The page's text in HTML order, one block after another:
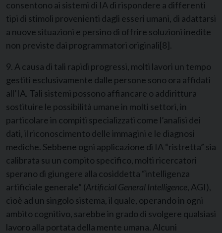
consentono ai sistemi di IA di rispondere a differenti
tipi di stimoli provenienti dagli esseri umani, di adattarsi
a nuove situazioni e persino di offrire soluzioni inedite
non previste dai programmatori originali[8].
9. A causa di tali rapidi progressi, molti lavori un tempo
gestiti esclusivamente dalle persone sono ora affidati
all’IA. Tali sistemi possono affiancare o addirittura
sostituire le possibilità umane in molti settori, in
particolare in compiti specializzati come l’analisi dei
dati, il riconoscimento delle immagini e le diagnosi
mediche. Sebbene ogni applicazione di IA “ristretta” sia
calibrata su un compito specifico, molti ricercatori
sperano di giungere alla cosiddetta “intelligenza
artificiale generale” (Artificial General Intelligence, AGI),
cioè ad un singolo sistema, il quale, operando in ogni
ambito cognitivo, sarebbe in grado di svolgere qualsiasi
lavoro alla portata della mente umana. Alcuni